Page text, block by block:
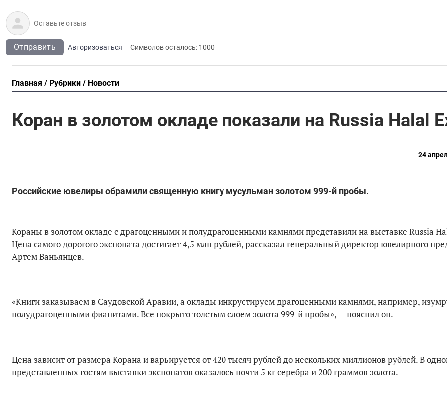
Отправить Авторизоваться Символов осталось: 1000
Главная Рубрики Новости
Коран в золотом окладе показали на Russia Halal
24
Российские ювелиры обрамили священную книгу мусульман золотом 999-й пробы.
Кораны в золотом окладе с драгоценными и полудрагоценными камнями представили на выставке Russia
Цена самого дорогого экспоната достигает 4,5 млн рублей, рассказал генеральный директор ювелирного
Артем Ваньянцев.
«Книги заказываем в Саудовской Аравии, а оклады инкрустируем драгоценными камнями, например,
полудрагоценными фианитами. Все покрыто толстым слоем золота 999-й пробы», — пояснил он.
Цена зависит от размера Корана и варьируется от 420 тысяч рублей до нескольких миллионов рублей. В
представленных гостям выставки экспонатов оказалось почти 5 кг серебра и 200 граммов золота.